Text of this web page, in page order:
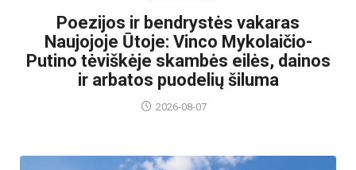
Poezijos ir bendrystės vakaras
Naujojoje Ūtoje: Vinco Mykolaičio-
Putino tėviškėje skambės eilės, dainos
ir arbatos puodelių šiluma
2026-08-07